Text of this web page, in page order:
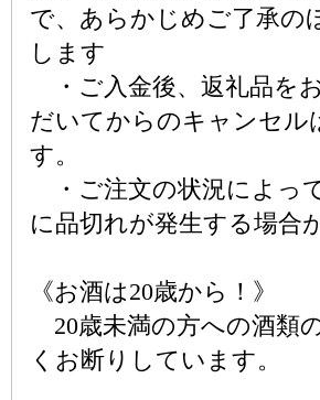
で、あらかじめご了承の
します
・ご入金後、返礼品を
だいてからのキャンセル
す。
・ご注文の状況によっ
に品切れが発生する場合
《お酒は20歳から！》
20歳未満の方への酒類
くお断りしています。